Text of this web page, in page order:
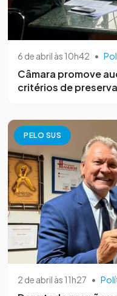
6 de abril às 10h42 •
Câmara promove
critérios de
PELO SUS
2 de abril às 11h27 •